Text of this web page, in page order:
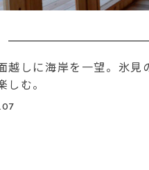
越しに海岸を一望。氷見
しむ。